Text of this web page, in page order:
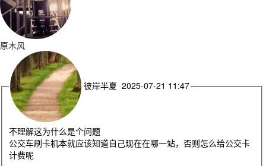
原木风
彼岸半夏 2025-07-21 11:47
不理解这为什么是个问题
公交车刷卡机本就应该知道自己现在在哪一站，否则怎么给公交卡
计费呢